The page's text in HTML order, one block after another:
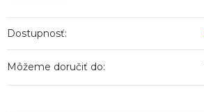
Dostupnosť:
Môžeme doručiť do: